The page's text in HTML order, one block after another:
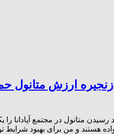
ارزش متانول
متانول در مجتمع
هستند و من برای بهبود شرایط